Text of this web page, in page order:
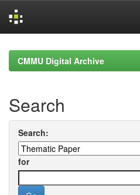
navigationCMMU Digital Archive
Search
Search:
for